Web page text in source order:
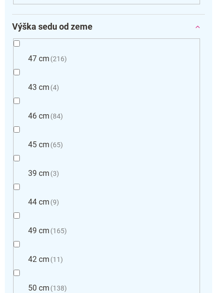
Výška sedu od zeme
47 cm 216
43 cm 4
46 cm 84
45 cm 65
39 cm 3
44 cm 9
49 cm 165
42 cm 11
50 cm 138